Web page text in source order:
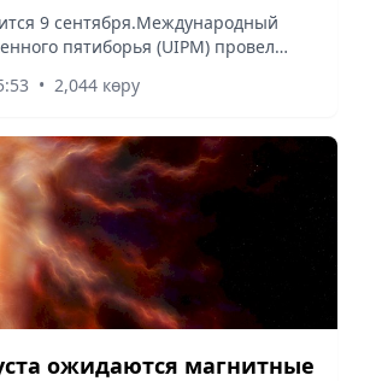
9 сентября.Международный
пятиборья (UIPM) провел
по стрельбе из лазерного
• 2,044 көру
ожидаются магнитные